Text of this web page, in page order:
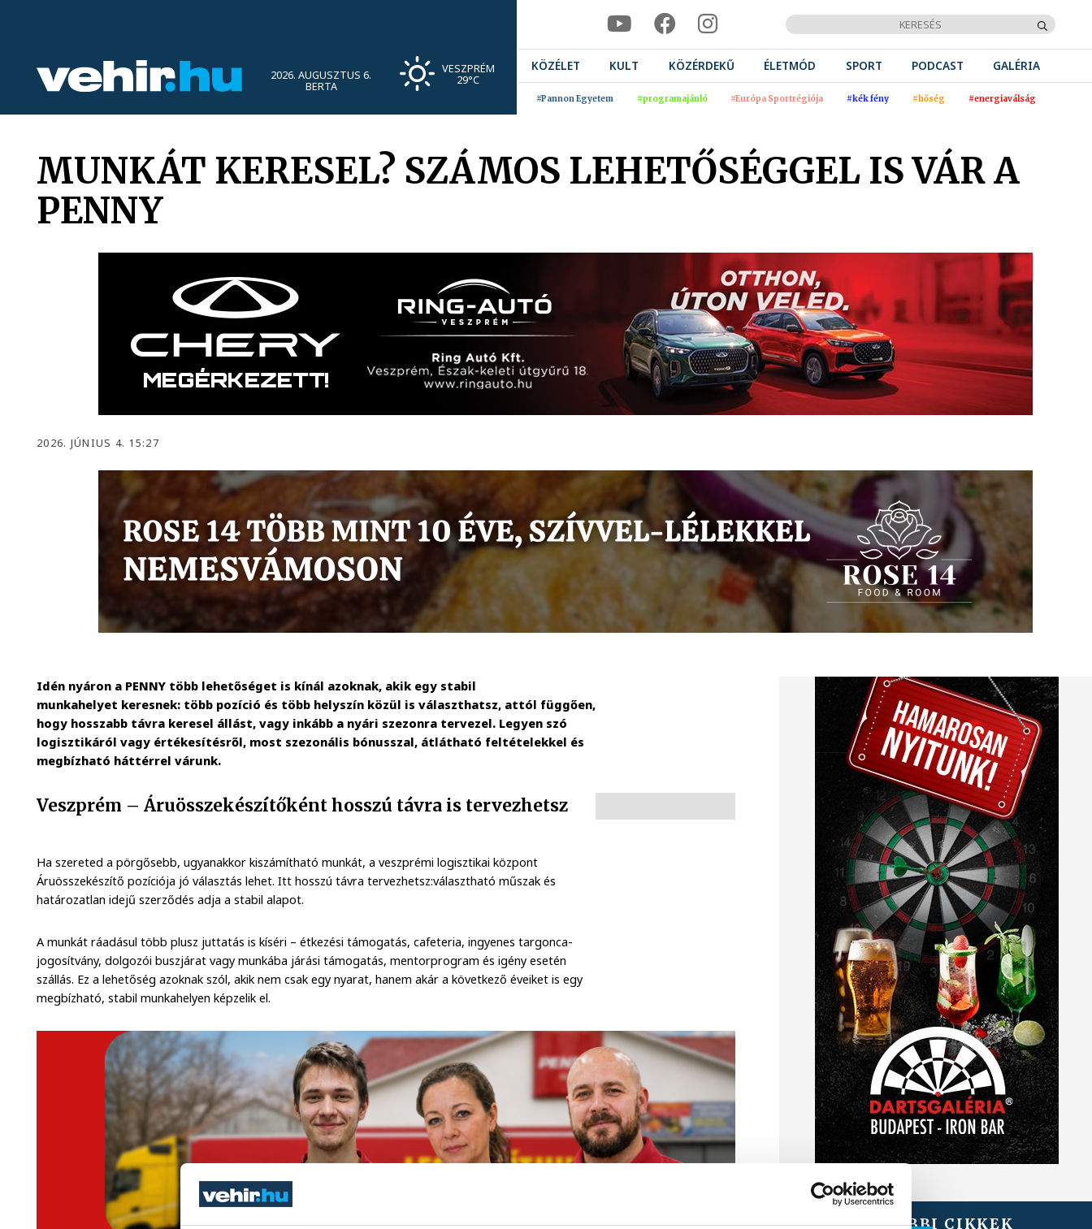
2026. AUGUSZTUS 6.
BERTA
VESZPRÉM
29°C
KÖZÉLET KULT KÖZÉRDEKŰ ÉLETMÓD SPORT PODCAST GALÉRIA
#Pannon Egyetem #programajánló #Európa Sportrégiója #kék fény #hőség #energiaválság
MUNKÁT KERESEL? SZÁMOS LEHETŐSÉGGEL IS VÁR A
PENNY
2026. JÚNIUS 4. 15:27
Idén nyáron a PENNY több lehetőséget is kínál azoknak, akik egy stabil
munkahelyet keresnek: több pozíció és több helyszín közül is választhatsz, attól függően,
hogy hosszabb távra keresel állást, vagy inkább a nyári szezonra tervezel. Legyen szó
logisztikáról vagy értékesítésről, most szezonális bónusszal, átlátható feltételekkel és
megbízható háttérrel várunk.
Veszprém – Áruösszekészítőként hosszú távra is tervezhetsz
Ha szereted a pörgősebb, ugyanakkor kiszámítható munkát, a veszprémi logisztikai központ
Áruösszekészítő pozíciója jó választás lehet. Itt hosszú távra tervezhetsz:választható műszak és
határozatlan idejű szerződés adja a stabil alapot.
A munkát ráadásul több plusz juttatás is kíséri – étkezési támogatás, cafeteria, ingyenes targonca-
jogosítvány, dolgozói buszjárat vagy munkába járási támogatás, mentorprogram és igény esetén
szállás. Ez a lehetőség azoknak szól, akik nem csak egy nyarat, hanem akár a következő éveiket is egy
megbízható, stabil munkahelyen képzelik el.
TOVÁBBI CIKKEK